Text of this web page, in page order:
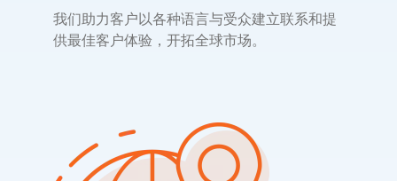
我们助力客户以各种语言与受众建立联系和提
供最佳客户体验，开拓全球市场。